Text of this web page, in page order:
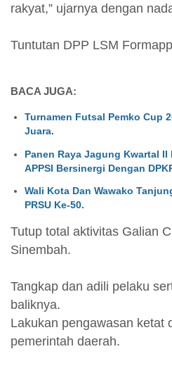
rakyat,” ujarnya dengan
Tuntutan DPP LSM
BACA JUGA:
Turnamen Futsal Pemko Cup
Juara.
Panen Raya Jagung Kwartal II
APPSI Bersinergi Dengan
Wali Kota Dan Wawako
PRSU Ke-50.
Tutup total aktivitas Galian
Sinembah.
Tangkap dan adili pelaku
baliknya.
Lakukan pengawasan ketat
pemerintah daerah.